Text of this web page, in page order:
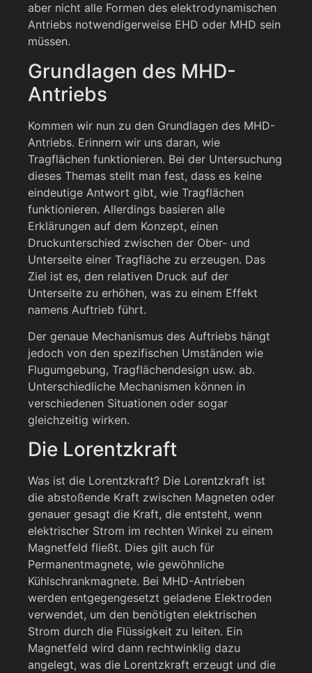
aber nicht alle Formen des elektrodynamischen
Antriebs notwendigerweise EHD oder MHD sein
müssen.
Grundlagen des MHD-
Antriebs
Kommen wir nun zu den Grundlagen des MHD-
Antriebs. Erinnern wir uns daran, wie
Tragflächen funktionieren. Bei der Untersuchung
dieses Themas stellt man fest, dass es keine
eindeutige Antwort gibt, wie Tragflächen
funktionieren. Allerdings basieren alle
Erklärungen auf dem Konzept, einen
Druckunterschied zwischen der Ober- und
Unterseite einer Tragfläche zu erzeugen. Das
Ziel ist es, den relativen Druck auf der
Unterseite zu erhöhen, was zu einem Effekt
namens Auftrieb führt.
Der genaue Mechanismus des Auftriebs hängt
jedoch von den spezifischen Umständen wie
Flugumgebung, Tragflächendesign usw. ab.
Unterschiedliche Mechanismen können in
verschiedenen Situationen oder sogar
gleichzeitig wirken.
Die Lorentzkraft
Was ist die Lorentzkraft? Die Lorentzkraft ist
die abstoßende Kraft zwischen Magneten oder
genauer gesagt die Kraft, die entsteht, wenn
elektrischer Strom im rechten Winkel zu einem
Magnetfeld fließt. Dies gilt auch für
Permanentmagnete, wie gewöhnliche
Kühlschrankmagnete. Bei MHD-Antrieben
werden entgegengesetzt geladene Elektroden
verwendet, um den benötigten elektrischen
Strom durch die Flüssigkeit zu leiten. Ein
Magnetfeld wird dann rechtwinklig dazu
angelegt, was die Lorentzkraft erzeugt und die